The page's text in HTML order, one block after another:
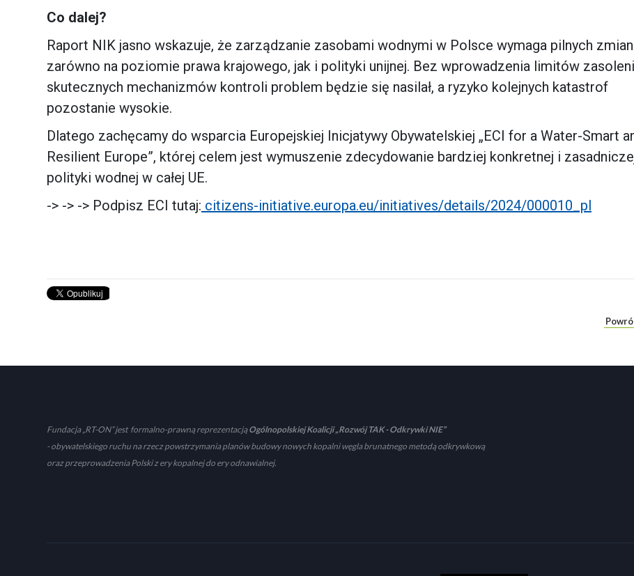
Co dalej?
Raport NIK jasno wskazuje, że zarządzanie zasobami wodnymi w Polsce wymaga pilnych
zarówno na poziomie prawa krajowego, jak i polityki unijnej. Bez wprowadzenia limitów
skutecznych mechanizmów kontroli problem będzie się nasilał, a ryzyko kolejnych katastrof
pozostanie wysokie.
Dlatego zachęcamy do wsparcia Europejskiej Inicjatywy Obywatelskiej „ECI for a Water-Smart
Resilient Europe”, której celem jest wymuszenie zdecydowanie bardziej konkretnej i
polityki wodnej w całej UE.
-> -> -> Podpisz ECI tutaj: citizens-initiative.europa.eu/initiatives/details/2024/000010_pl
Fundacja „RT-ON” jest formalno-prawną reprezentacjąOgólnopolskiej Koalicji „Rozwój TAK - Odkrywki NIE”
- obywatelskiego ruchu na rzecz powstrzymania planów budowy nowych kopalni węgla brunatnego metodą odkrywkową
oraz przeprowadzenia Polski z ery kopalnej do ery odnawialnej.